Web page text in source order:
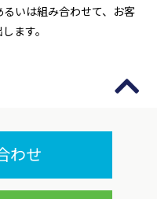
いは組み合わせて、お客
ます。
わせ